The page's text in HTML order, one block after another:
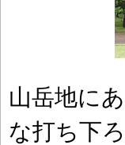
山岳地に
な打ち下